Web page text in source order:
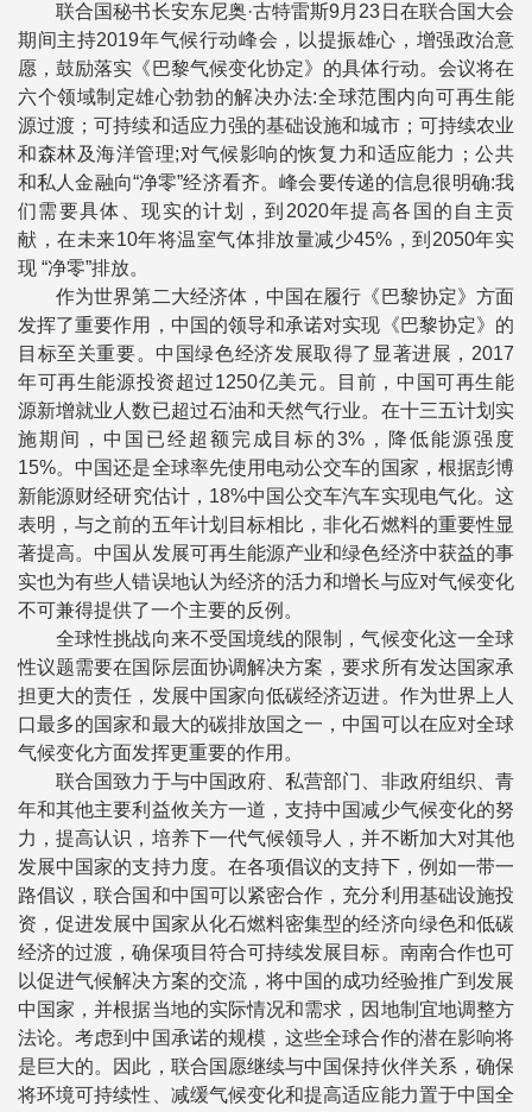
联合国秘书长安东尼奥·古特雷斯9月23日在联合国大会
期间主持2019年气候行动峰会，以提振雄心，增强政治意
愿，鼓励落实《巴黎气候变化协定》的具体行动。会议将在
六个领域制定雄心勃勃的解决办法:全球范围内向可再生能
源过渡；可持续和适应力强的基础设施和城市；可持续农业
和森林及海洋管理;对气候影响的恢复力和适应能力；公共
和私人金融向“净零”经济看齐。峰会要传递的信息很明确:我
们需要具体、现实的计划，到2020年提高各国的自主贡
献，在未来10年将温室气体排放量减少45%，到2050年实
现 “净零”排放。
作为世界第二大经济体，中国在履行《巴黎协定》方面
发挥了重要作用，中国的领导和承诺对实现《巴黎协定》的
目标至关重要。中国绿色经济发展取得了显著进展，2017
年可再生能源投资超过1250亿美元。目前，中国可再生能
源新增就业人数已超过石油和天然气行业。在十三五计划实
施期间，中国已经超额完成目标的3%，降低能源强度
15%。中国还是全球率先使用电动公交车的国家，根据彭博
新能源财经研究估计，18%中国公交车汽车实现电气化。这
表明，与之前的五年计划目标相比，非化石燃料的重要性显
著提高。中国从发展可再生能源产业和绿色经济中获益的事
实也为有些人错误地认为经济的活力和增长与应对气候变化
不可兼得提供了一个主要的反例。
全球性挑战向来不受国境线的限制，气候变化这一全球
性议题需要在国际层面协调解决方案，要求所有发达国家承
担更大的责任，发展中国家向低碳经济迈进。作为世界上人
口最多的国家和最大的碳排放国之一，中国可以在应对全球
气候变化方面发挥更重要的作用。
联合国致力于与中国政府、私营部门、非政府组织、青
年和其他主要利益攸关方一道，支持中国减少气候变化的努
力，提高认识，培养下一代气候领导人，并不断加大对其他
发展中国家的支持力度。在各项倡议的支持下，例如一带一
路倡议，联合国和中国可以紧密合作，充分利用基础设施投
资，促进发展中国家从化石燃料密集型的经济向绿色和低碳
经济的过渡，确保项目符合可持续发展目标。南南合作也可
以促进气候解决方案的交流，将中国的成功经验推广到发展
中国家，并根据当地的实际情况和需求，因地制宜地调整方
法论。考虑到中国承诺的规模，这些全球合作的潜在影响将
是巨大的。因此，联合国愿继续与中国保持伙伴关系，确保
将环境可持续性、减缓气候变化和提高适应能力置于中国全